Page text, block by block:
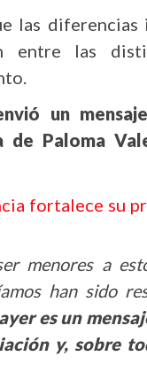
las
entre las
un
Paloma
fortalece su
menores a
han sido
es un
y, sobre